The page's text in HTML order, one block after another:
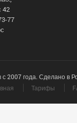
42
77
2007 года. Сделано в
Тарифы